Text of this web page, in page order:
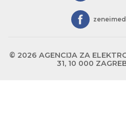
© 2026 AGENCIJA ZA
31, 10 000